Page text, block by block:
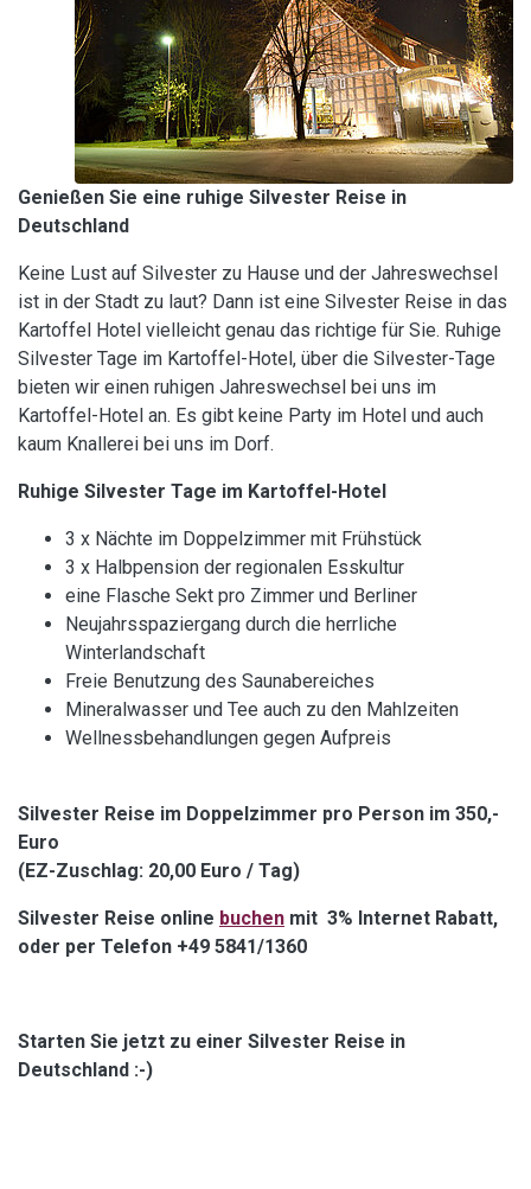
Genießen Sie eine ruhige Silvester Reise in
Deutschland
Keine Lust auf Silvester zu Hause und der Jahreswechsel
ist in der Stadt zu laut? Dann ist eine Silvester Reise in das
Kartoffel Hotel vielleicht genau das richtige für Sie. Ruhige
Silvester Tage im Kartoffel-Hotel, über die Silvester-Tage
bieten wir einen ruhigen Jahreswechsel bei uns im
Kartoffel-Hotel an. Es gibt keine Party im Hotel und auch
kaum Knallerei bei uns im Dorf.
Ruhige Silvester Tage im Kartoffel-Hotel
3 x Nächte im Doppelzimmer mit Frühstück
3 x Halbpension der regionalen Esskultur
eine Flasche Sekt pro Zimmer und Berliner
Neujahrsspaziergang durch die herrliche
Winterlandschaft
Freie Benutzung des Saunabereiches
Mineralwasser und Tee auch zu den Mahlzeiten
Wellnessbehandlungen gegen Aufpreis
Silvester Reise im Doppelzimmer pro Person im 350,-
Euro
(EZ-Zuschlag: 20,00 Euro / Tag)
Silvester Reise online buchen mit 3% Internet Rabatt,
oder per Telefon +49 5841/1360
Starten Sie jetzt zu einer Silvester Reise in
Deutschland :-)